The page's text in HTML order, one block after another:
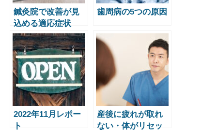
鍼灸院で改善が見
込める適応症状
歯周病の5つの原因
2022年11月レポー
ト
産後に疲れが取れ
ない・体がリセッ